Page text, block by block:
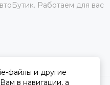
Работаем для вас
файлы и другие
в навигации, а